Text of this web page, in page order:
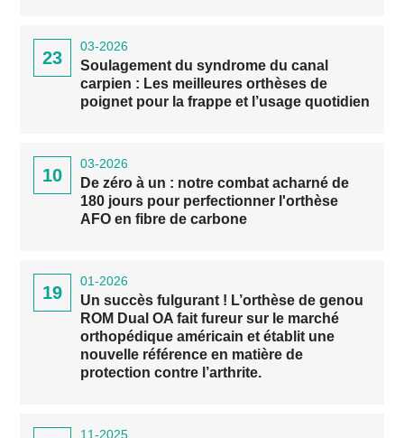
23
03-2026
Soulagement du syndrome du canal
carpien : Les meilleures orthèses de
poignet pour la frappe et l’usage quotidien
10
03-2026
De zéro à un : notre combat acharné de
180 jours pour perfectionner l'orthèse
AFO en fibre de carbone
19
01-2026
Un succès fulgurant ! L’orthèse de genou
ROM Dual OA fait fureur sur le marché
orthopédique américain et établit une
nouvelle référence en matière de
protection contre l’arthrite.
11-2025